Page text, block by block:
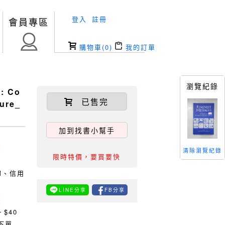
會員專區 登入 註冊
購物車(0) 我的訂單
Co
信用
$40
已售完
加到找書小幫手
限時特價，要買要快
LINE分享 FB分享
瀏覽紀錄
清除瀏覽紀錄